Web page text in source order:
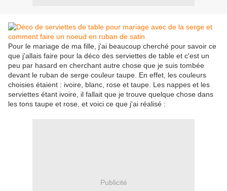
Pour le mariage de ma fille, j'ai beaucoup cherché pour savoir ce
que j'allais faire pour la déco des serviettes de table et c'est un
peu par hasard en cherchant autre chose que je suis tombée
devant le ruban de serge couleur taupe. En effet, les couleurs
choisies étaient : ivoire, blanc, rose et taupe. Les nappes et les
serviettes étant ivoire, il fallait que je trouve quelque chose dans
les tons taupe et rose, et voici ce que j'ai réalisé :
Publicité